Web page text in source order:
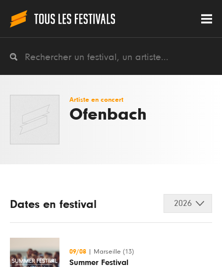
Artiste en concert
Ofenbach
Dates en festival 2026
09/08 Marseille (13)
Summer Festival